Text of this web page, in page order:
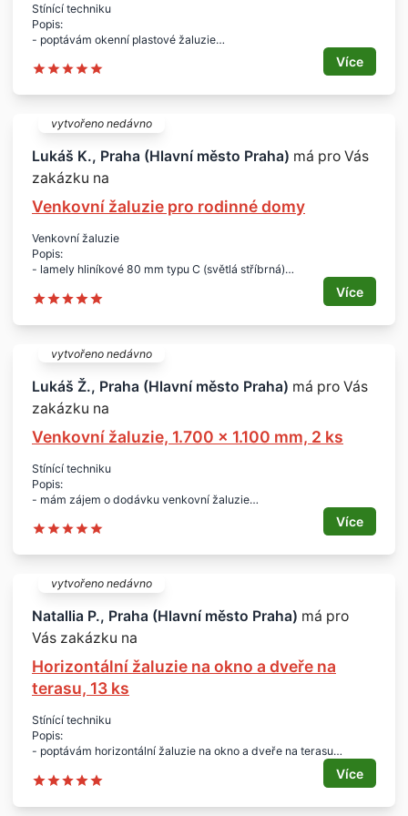
- 2 ks šířka 435 mm / výška 1420 mm
Stínící techniku
Popis:
- poptávám okenní plastové žaluzie
- cca 9 dvoujdílných oken
Lokalita:
- Praha 2
Více
vytvořeno nedávno
Lukáš K., Praha (Hlavní město Praha) má pro Vás
zakázku na
Venkovní žaluzie pro rodinné domy
Venkovní žaluzie
Popis:
- lamely hliníkové 80 mm typu C (světlá stříbrná)
- vedení - extrudované hliníkové lišty
- centrální s možností připojení na mobil (android)
- u každého okna tlačítkový spínač
- 2 RD - cca únor/březen 2017
- 3 RD - cca říjen/listopad 2017
- Veleň (Praha východ)
- 900 x 1.570, 1 ks
- 1.500 x 1.570, 2 ks
- 3.800 x 2.530, 2 ks
Nabídněte prosím cenu včetně DPH - nejsem plátce:
- materiál
- doprava
- montáž
Více
vytvořeno nedávno
Lukáš Ž., Praha (Hlavní město Praha) má pro Vás
zakázku na
Venkovní žaluzie, 1.700 x 1.100 mm, 2 ks
Stínící techniku
Popis:
- mám zájem o dodávku venkovní žaluzie
- vč. motoru a boxu do zateplení tl. 200 mm
- šíře 1.700 mm
- výška 1.100 mm
Počet:
- 2 ks
Lokalita:
Více
vytvořeno nedávno
Natallia P., Praha (Hlavní město Praha) má pro
Vás zakázku na
Horizontální žaluzie na okno a dveře na
terasu, 13 ks
Stínící techniku
Popis:
- poptávám horizontální žaluzie na okno a dveře na terasu
- 13 ks
Více